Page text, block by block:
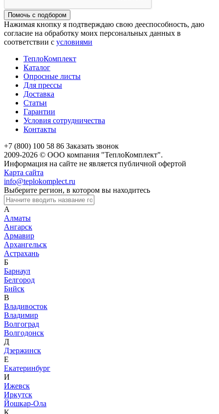
Помочь с подбором
Нажимая кнопку я подтверждаю свою дееспособность, даю
согласие на обработку моих персональных данных в
соответствии с условиями
ТеплоКомплект
Каталог
Опросные листы
Для прессы
Доставка
Статьи
Гарантии
Условия сотрудничества
Контакты
+7 (800) 100 58 86 Заказать звонок
2009-2026 © ООО компания "ТеплоКомплект".
Информация на сайте не является публичной офертой
Карта сайта
info@teplokomplect.ru
Выберите регион, в котором вы находитесь
А
Алматы
Ангарск
Армавир
Архангельск
Астрахань
Б
Барнаул
Белгород
Бийск
В
Владивосток
Владимир
Волгоград
Волгодонск
Д
Дзержинск
Е
Екатеринбург
И
Ижевск
Иркутск
Йошкар-Ола